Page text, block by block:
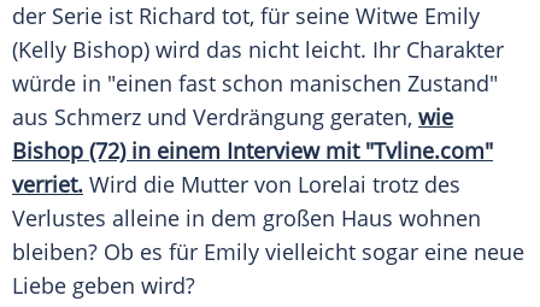
der Serie ist Richard tot, für seine Witwe Emily
(Kelly Bishop) wird das nicht leicht. Ihr Charakter
würde in "einen fast schon manischen Zustand"
aus Schmerz und Verdrängung geraten, wie
Bishop (72) in einem Interview mit "Tvline.com"
verriet. Wird die Mutter von Lorelai trotz des
Verlustes alleine in dem großen Haus wohnen
bleiben? Ob es für Emily vielleicht sogar eine neue
Liebe geben wird?